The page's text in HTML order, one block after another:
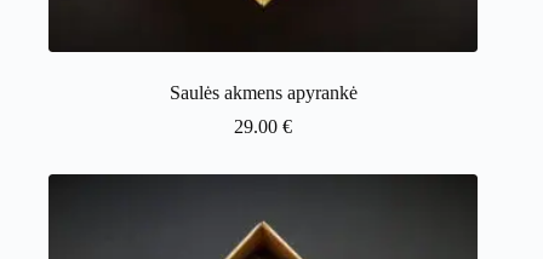
Saulės akmens apyrankė
29.00€